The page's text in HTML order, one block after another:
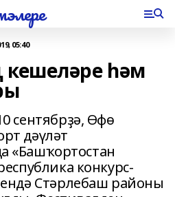
05:40
һәм
сентябрҙә, Өфө
дәүләт
«Башҡортостан
конкурс-
Стәрлебаш районы